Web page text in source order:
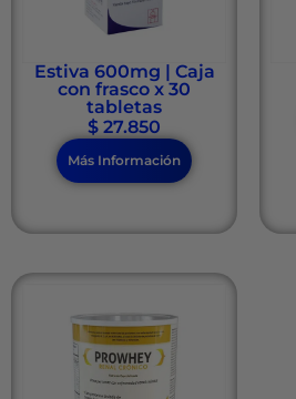
Estiva 600mg | Caja
con frasco x 30
tabletas
$ 27.850
Más Información